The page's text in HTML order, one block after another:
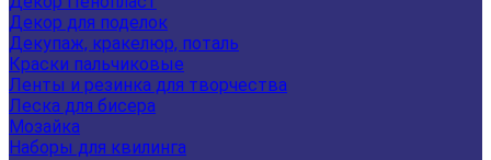
Декор для поделок
Декупаж, кракелюр, поталь
Краски пальчиковые
Ленты и резинка для творчества
Леска для бисера
Мозайка
Наборы для квилинга